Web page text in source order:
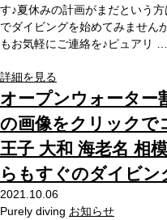
す♪夏休みの計画がまだという
でダイビングを始めてみません
もお気軽にご連絡を♪ピュアリ …
詳細を見る
オープンウォーター
の画像をクリック
王子 大和 海老名 相
らもすぐのダイビン
2021.10.06
Purely diving お知らせ